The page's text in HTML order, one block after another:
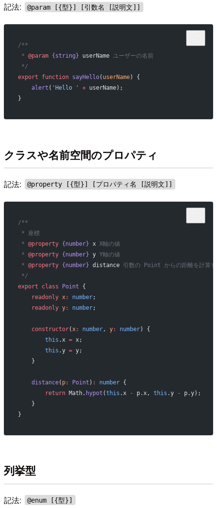
記法: @param [{型}] [引数名 [説明文]]
/**
* @param {string} userName ユーザーの名前
*/
export function sayHello( userName) {
    alert
( 'Hello ' + userName);
}
クラスや名前空間のプロパティ
記法: @property [{型}] [プロパティ名 [説明文]]
/**
* 座標
* @property {number} x X軸の値
* @property {number} y Y軸の値
* @property {number} distance 引数の Point からの距離を計算す
*/
export class Point {
    readonly
x: number;
    readonly
y: number;
    constructor
( x: number, y: number) {
        this
.x = x;
        this
.y = y;
    }
    distance
( p: Point ) : number {
        return
Math. hypot (this .x - p.x, this .y - p.y);
    }
}
列挙型
記法: @enum [{型}]